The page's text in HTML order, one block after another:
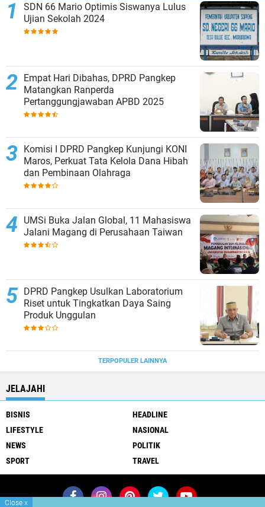
SDN 66 Mario Optimis Siswanya Lulus
Ujian Sekolah 2024
Empat Hari Dibahas, DPRD Pangkep
Matangkan Ranperda
Pertanggungjawaban APBD 2025
Komisi I DPRD Pangkep Kunjungi KONI
Maros, Perkuat Tata Kelola Dana Hibah
dan Pembinaan Olahraga
UMSi Buka Jalan Global, 11 Mahasiswa
Jalani Magang di Perusahaan Taiwan
DPRD Pangkep Usulkan Laboratorium
Riset untuk Tingkatkan Daya Saing
Produk Unggulan
TERPOPULER LAINNYA
JELAJAHI
BISNIS
HEADLINE
LIFESTYLE
NASIONAL
NEWS
POLITIK
SPORT
TRAVEL
Close x